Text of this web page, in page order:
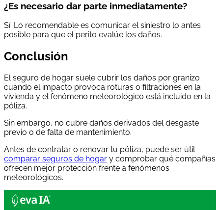
¿Es necesario dar parte inmediatamente?
Sí. Lo recomendable es comunicar el siniestro lo antes
posible para que el perito evalúe los daños.
Conclusión
El seguro de hogar suele cubrir los daños por granizo
cuando el impacto provoca roturas o filtraciones en la
vivienda y el fenómeno meteorológico está incluido en la
póliza.
Sin embargo, no cubre daños derivados del desgaste
previo o de falta de mantenimiento.
Antes de contratar o renovar tu póliza, puede ser útil
comparar seguros de hogar y comprobar qué compañías
ofrecen mejor protección frente a fenómenos
meteorológicos.